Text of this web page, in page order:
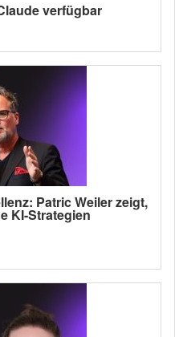
verfügbar
Patric Weiler zeigt,
KI-Strategien